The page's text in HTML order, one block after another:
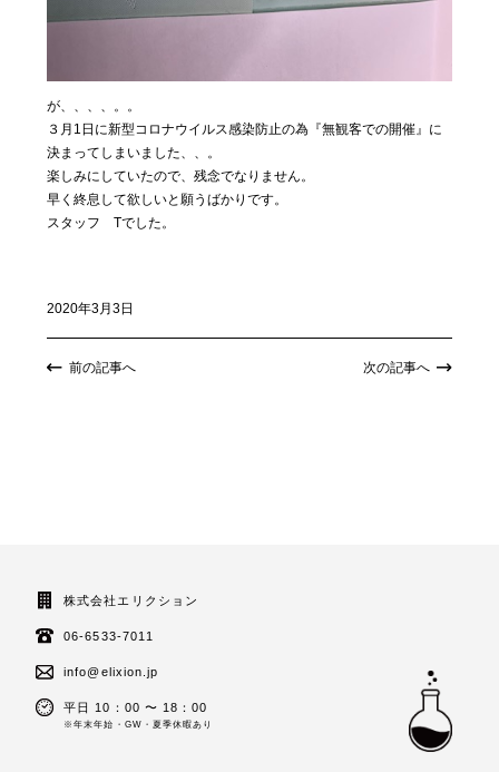
が、、、、。。
３月1日に新型コロナウイルス感染防止の為『無観客での開催』に
決まってしまいました、、。
楽しみにしていたので、残念でなりません。
早く終息して欲しいと願うばかりです。
スタッフ Tでした。
2020年3月3日
前の記事へ 次の記事へ
株式会社エリクション
06-6533-7011
info@elixion.jp
平日 10：00 〜 18：00
※年末年始・GW・夏季休暇あり